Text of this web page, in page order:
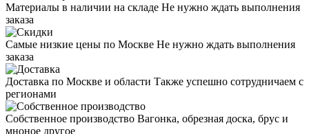
Материалы в наличии на складе Не нужно ждать выполнения
заказа
Самые низкие цены по Москве Не нужно ждать выполнения
заказа
Доставка по Москве и области Также успешно сотрудничаем с
регионами
Собственное производство Вагонка, обрезная доска, брус и
мноное другое